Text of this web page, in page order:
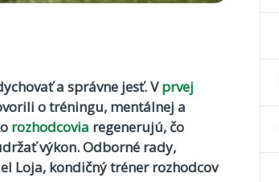
a správne jesť. Vprvej
o tréningu, mentálnej a
rozhodcovia regenerujú, čo
výkon. Odborné rady,
Loja, kondičný tréner rozhodcov